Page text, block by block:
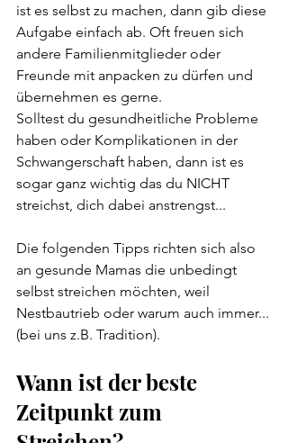
ist es selbst zu machen, dann gib diese
Aufgabe einfach ab. Oft freuen sich
andere Familienmitglieder oder
Freunde mit anpacken zu dürfen und
übernehmen es gerne.
Solltest du gesundheitliche Probleme
haben oder Komplikationen in der
Schwangerschaft haben, dann ist es
sogar ganz wichtig das du NICHT
streichst, dich dabei anstrengst...
Die folgenden Tipps richten sich also
an gesunde Mamas die unbedingt
selbst streichen möchten, weil
Nestbautrieb oder warum auch immer...
(bei uns z.B. Tradition).
Wann ist der beste
Zeitpunkt zum